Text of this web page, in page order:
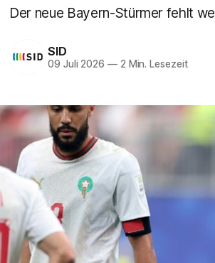
Der neue Bayern-Stürmer fehlt
SID
09 Juli 2026 —2 Min. Lesezeit